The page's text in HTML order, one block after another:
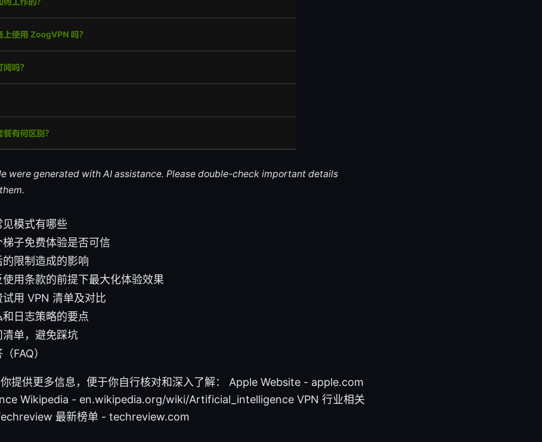
were generated with AI assistance. Please double-check important details
模式有哪些
子免费体验是否可信
限制造成的影响
用条款的前提下最大化体验效果
用 VPN 清单及对比
日志策略的要点
单，避免踩坑
FAQ）
提供更多信息，便于你自行核对和深入了解： Apple Website - apple.com
Wikipedia - en.wikipedia.org/wiki/Artificial_intelligence VPN 行业相关
最新榜单 - techreview.com